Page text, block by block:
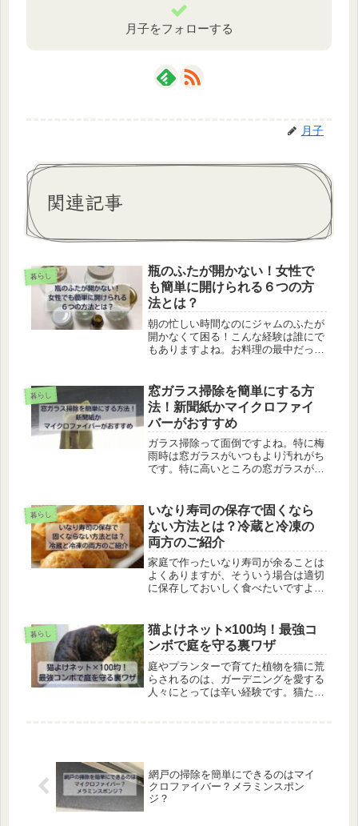
月子をフォローする
月子
関連記事
暮らし
瓶のふたが開かない！女性で
も簡単に開けられる６つの方
法とは？
朝の忙しい時間なのにジャムのふたが
開かなくて困る！こんな経験は誰にで
もありますよね。お料理の最中だった
ふたを簡単に開けられる方法を6つご
紹介してます。ビン詰めのふたが開か
な...
暮らし
窓ガラス掃除を簡単にする方
法！新聞紙かマイクロファイ
バーがおすすめ
ガラス掃除って面倒ですよね。特に梅
雨時は窓ガラスがいつもより汚れがち
です。特に高いところの窓ガラスが大
ガラス掃除をなんとか簡単にキレイに
すませる方法はないものか？そこで、
力...
暮らし
いなり寿司の保存で固くなら
ない方法とは？冷蔵と冷凍の
両方のご紹介
家庭で作ったいなり寿司が余ることは
よくありますが、そういう場合は適切
に保存しておいしく食べたいですよ
まいがち。この記事では、固くなった
いなり寿司を再び柔らかくおいしく食
べら...
暮らし
猫よけネット×100均！最強コ
ンボで庭を守る裏ワザ
庭やプランターで育てた植物を猫に荒
らされるのは、ガーデニングを愛する
人々にとっては辛い経験です。猫たち
網戸の掃除を簡単にできるのはマイ
クロファイバー？メラミンスポン
ジ？